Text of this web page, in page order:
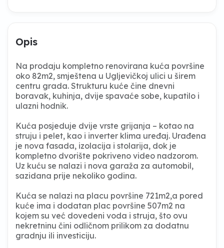
Opis
Na prodaju kompletno renovirana kuća površine
oko 82m2, smještena u Ugljevičkoj ulici u širem
centru grada. Strukturu kuće čine dnevni
boravak, kuhinja, dvije spavaće sobe, kupatilo i
ulazni hodnik.
Kuća posjeduje dvije vrste grijanja – kotao na
struju i pelet, kao i inverter klima uređaj. Urađena
je nova fasada, izolacija i stolarija, dok je
kompletno dvorište pokriveno video nadzorom.
Uz kuću se nalazi i nova garaža za automobil,
sazidana prije nekoliko godina.
Kuća se nalazi na placu površine 721m2,a pored
kuće ima i dodatan plac površine 507m2 na
kojem su već dovedeni voda i struja, što ovu
nekretninu čini odličnom prilikom za dodatnu
gradnju ili investiciju.